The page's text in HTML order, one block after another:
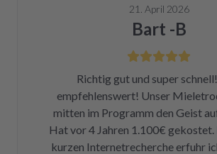
21. April 2026
Bart -B
Richtig gut und super
empfehlenswert! Unser
mitten im Programm den Geist
Hat vor 4 Jahren 1.100€ gekostet.
kurzen Internetrecherche erfuhr